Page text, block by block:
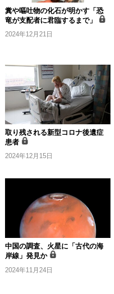
糞や嘔吐物の化石が明かす「恐
竜が支配者に君臨するまで」
2024年12月21日
取り残される新型コロナ後遺症
患者
2024年12月15日
中国の調査、火星に「古代の海
岸線」発見か
2024年11月24日